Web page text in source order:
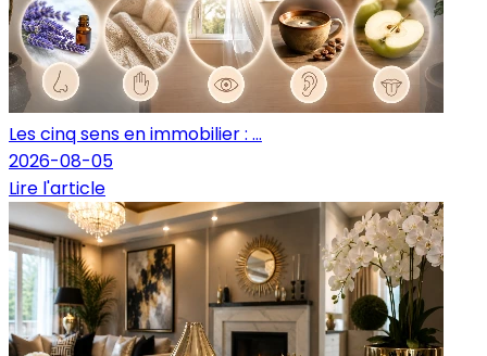
Les cinq sens en immobilier : ...
2026-08-05
Lire l'article